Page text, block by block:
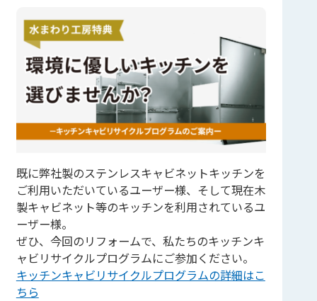
既に弊社製のステンレスキャビネットキッチンを
ご利用いただいているユーザー様、そして現在木
製キャビネット等のキッチンを利用されているユ
ーザー様。
ぜひ、今回のリフォームで、私たちのキッチンキ
ャビリサイクルプログラムにご参加ください。
キッチンキャビリサイクルプログラムの詳細はこ
ちら